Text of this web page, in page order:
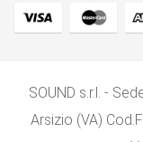
SOUND s.r.l. -
Arsizio (VA)